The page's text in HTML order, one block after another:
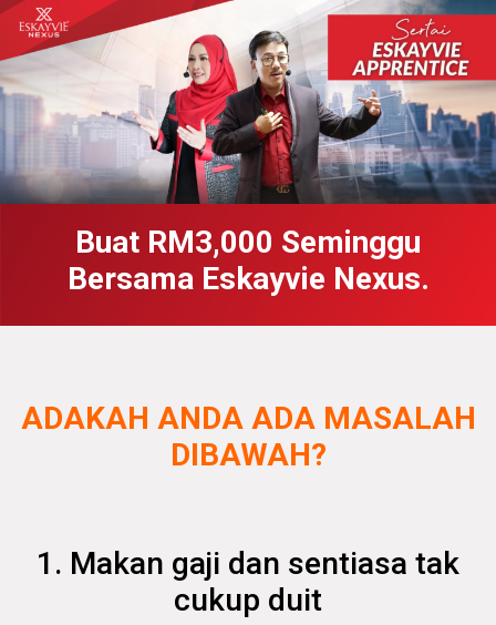
Buat RM3,000 Seminggu
Bersama Eskayvie Nexus.
ADAKAH ANDA ADA MASALAH
DIBAWAH?
1. Makan gaji dan sentiasa tak
cukup duit